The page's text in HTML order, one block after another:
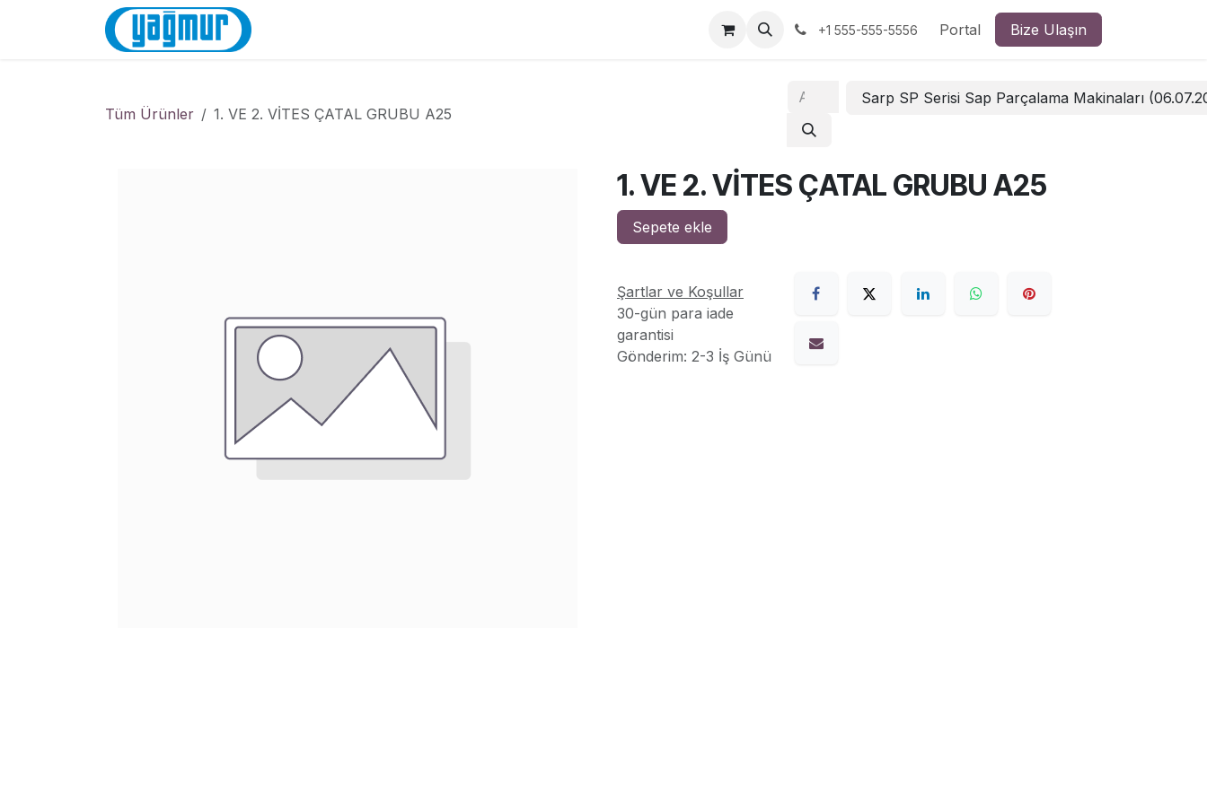
+1 555-555-5556 Portal Bize Ulaşın
Tüm Ürünler 1. VE 2. VİTES ÇATAL GRUBU A25
Sarp SP Serisi Sap Parçalama Makinaları
1. VE 2. VİTES ÇATAL GRUBU A25
Sepete ekle
Şartlar ve Koşullar
30-gün para iade
garantisi
Gönderim: 2-3 İş Günü